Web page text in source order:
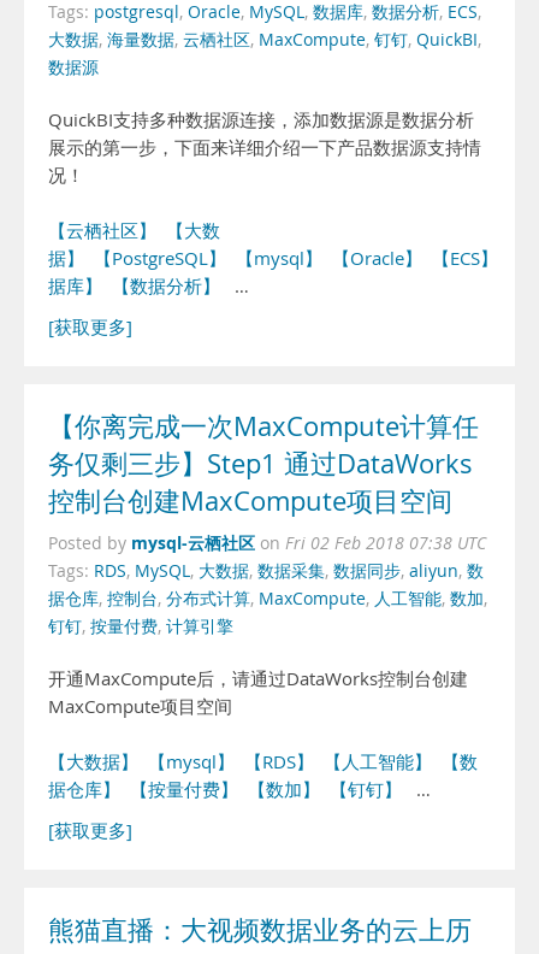
Tags: postgresql, Oracle, MySQL, 数据库, 数据分析, ECS,
大数据, 海量数据, 云栖社区, MaxCompute, 钉钉, QuickBI,
数据源
QuickBI支持多种数据源连接，添加数据源是数据分析
展示的第一步，下面来详细介绍一下产品数据源支持情
况！
【云栖社区】
【大数
据】
【PostgreSQL】 【mysql】 【Oracle】 【ECS】
据库】
【数据分析】
…
[获取更多]
【你离完成一次MaxCompute计算任
务仅剩三步】Step1 通过DataWorks
控制台创建MaxCompute项目空间
Posted by mysql-云栖社区 on Fri 02 Feb 2018 07:38 UTC
Tags: RDS, MySQL, 大数据, 数据采集, 数据同步, aliyun, 数
据仓库, 控制台, 分布式计算, MaxCompute, 人工智能, 数加,
钉钉, 按量付费, 计算引擎
开通MaxCompute后，请通过DataWorks控制台创建
MaxCompute项目空间
【大数据】 【mysql】 【RDS】 【人工智能】
【数
据仓库】
【按量付费】 【数加】 【钉钉】
…
[获取更多]
熊猫直播：大视频数据业务的云上历